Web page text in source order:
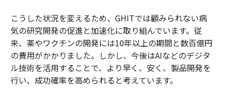
こうした状況を変えるため、GHITでは顧みられない病
気の研究開発の促進と加速化に取り組んでいます。従
来、薬やワクチンの開発には10年以上の期間と数百億円
の費用がかかりました。しかし、今後はAIなどのデジタ
ル技術を活用することで、より早く、安く、製品開発を
行い、成功確率を高められると考えています。